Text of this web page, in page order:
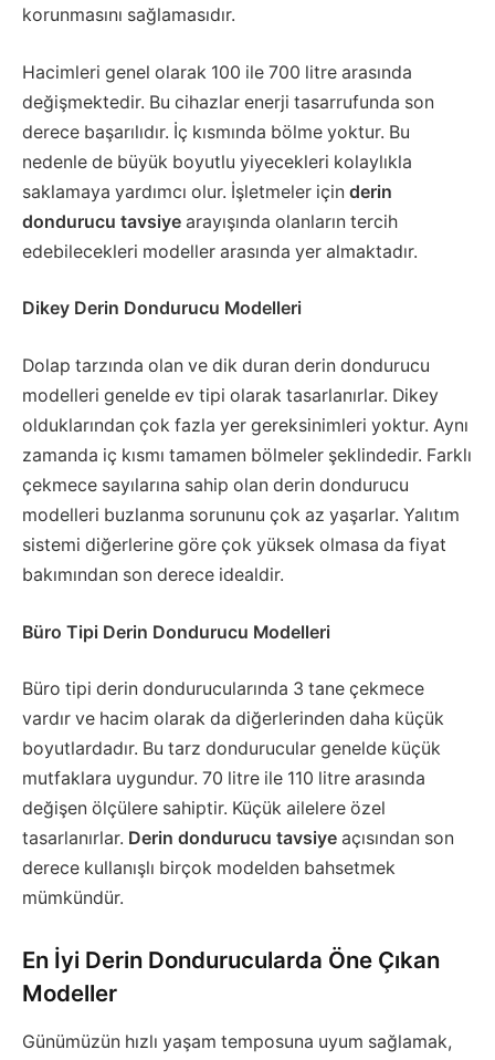
korunmasını sağlamasıdır.
Hacimleri genel olarak 100 ile 700 litre arasında
değişmektedir. Bu cihazlar enerji tasarrufunda son
derece başarılıdır. İç kısmında bölme yoktur. Bu
nedenle de büyük boyutlu yiyecekleri kolaylıkla
saklamaya yardımcı olur. İşletmeler için derin
dondurucu tavsiye arayışında olanların tercih
edebilecekleri modeller arasında yer almaktadır.
Dikey Derin Dondurucu Modelleri
Dolap tarzında olan ve dik duran derin dondurucu
modelleri genelde ev tipi olarak tasarlanırlar. Dikey
olduklarından çok fazla yer gereksinimleri yoktur. Aynı
zamanda iç kısmı tamamen bölmeler şeklindedir. Farklı
çekmece sayılarına sahip olan derin dondurucu
modelleri buzlanma sorununu çok az yaşarlar. Yalıtım
sistemi diğerlerine göre çok yüksek olmasa da fiyat
bakımından son derece idealdir.
Büro Tipi Derin Dondurucu Modelleri
Büro tipi derin dondurucularında 3 tane çekmece
vardır ve hacim olarak da diğerlerinden daha küçük
boyutlardadır. Bu tarz dondurucular genelde küçük
mutfaklara uygundur. 70 litre ile 110 litre arasında
değişen ölçülere sahiptir. Küçük ailelere özel
tasarlanırlar. Derin dondurucu tavsiye açısından son
derece kullanışlı birçok modelden bahsetmek
mümkündür.
En İyi Derin Dondurucularda Öne Çıkan
Modeller
Günümüzün hızlı yaşam temposuna uyum sağlamak,